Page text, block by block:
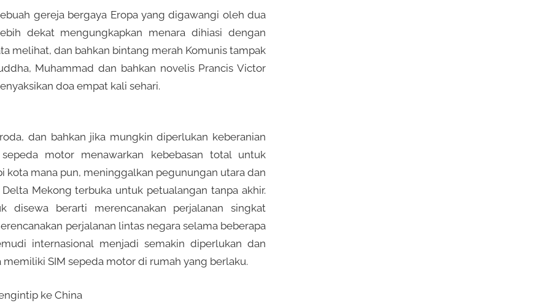
gereja bergaya Eropa yang digawangi oleh dua
dekat mengungkapkan menara dihiasi dengan
melihat, dan bahkan bintang merah Komunis tampak
Muhammad dan bahkan novelis Prancis Victor
doa empat kali sehari.
dan bahkan jika mungkin diperlukan keberanian
motor menawarkan kebebasan total untuk
kota mana pun, meninggalkan pegunungan utara dan
Mekong terbuka untuk petualangan tanpa akhir.
disewa berarti merencanakan perjalanan singkat
perjalanan lintas negara selama beberapa
internasional menjadi semakin diperlukan dan
SIM sepeda motor di rumah yang berlaku.
ke China